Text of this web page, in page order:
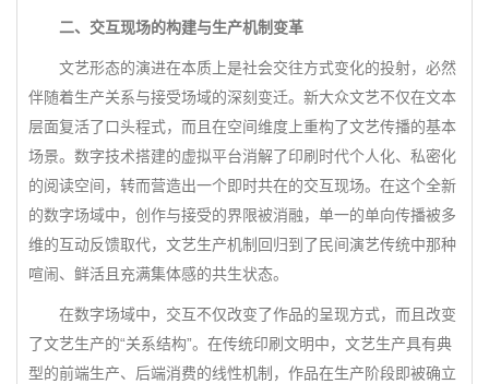
二、交互现场的构建与生产机制变革
文艺形态的演进在本质上是社会交往方式变化的投射，必然
伴随着生产关系与接受场域的深刻变迁。新大众文艺不仅在文本
层面复活了口头程式，而且在空间维度上重构了文艺传播的基本
场景。数字技术搭建的虚拟平台消解了印刷时代个人化、私密化
的阅读空间，转而营造出一个即时共在的交互现场。在这个全新
的数字场域中，创作与接受的界限被消融，单一的单向传播被多
维的互动反馈取代，文艺生产机制回归到了民间演艺传统中那种
喧闹、鲜活且充满集体感的共生状态。
在数字场域中，交互不仅改变了作品的呈现方式，而且改变
了文艺生产的“关系结构”。在传统印刷文明中，文艺生产具有典
型的前端生产、后端消费的线性机制，作品在生产阶段即被确立